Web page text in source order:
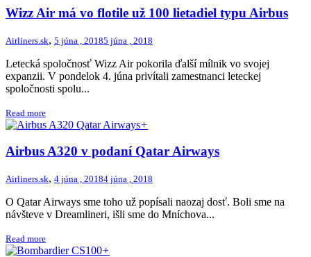
Wizz Air má vo flotile už 100 lietadiel typu Airbus
Airliners.sk, 5 júna , 20185 júna , 2018
Letecká spoločnosť Wizz Air pokorila ďalší mílnik vo svojej
expanzii. V pondelok 4. júna privítali zamestnanci leteckej
spoločnosti spolu...
Read more
+
Airbus A320 v podaní Qatar Airways
Airliners.sk, 4 júna , 20184 júna , 2018
O Qatar Airways sme toho už popísali naozaj dosť. Boli sme na
návšteve v Dreamlineri, išli sme do Mníchova...
Read more
+